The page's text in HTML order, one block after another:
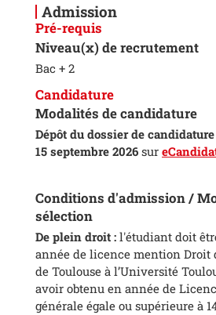
Admission
Pré-requis
Niveau(x) de recrutement
Bac + 2
Candidature
Modalités de candidature
Dépôt du dossier de candidature
15 septembre 2026 sur
Conditions d'admission /
sélection
De plein droit : l'étudiant doit
année de licence mention Droit
de Toulouse à l’Université
avoir obtenu en année de
générale égale ou supérieure à